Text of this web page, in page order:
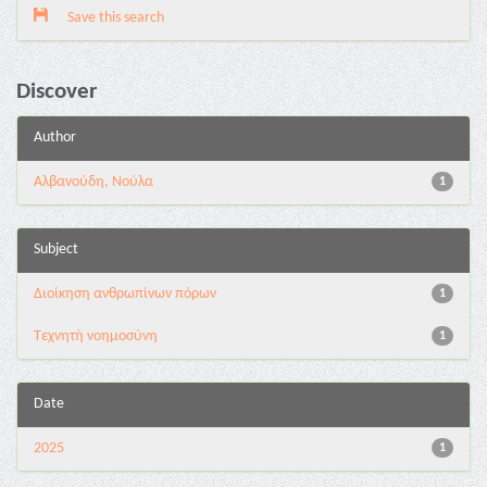
Save this search
Discover
Author
1
Αλβανούδη, Νούλα
Subject
1
Διοίκηση ανθρωπίνων πόρων
1
Τεχνητή νοημοσύνη
Date
1
2025